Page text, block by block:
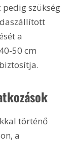
szükség
a
50 cm
történő
a